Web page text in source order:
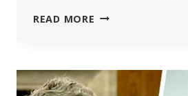
READ MORE UN
PE